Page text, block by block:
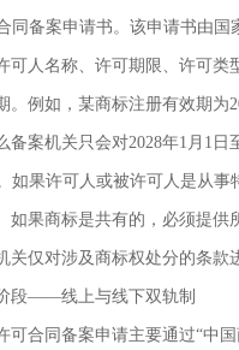
同备案申请书。该申请书由
可人名称、许可期限、许可
。例如，某商标注册有效期为
备案机关只会对2028年1月1日
如果许可人或被许可人是从
如果商标是共有的，必须提
关仅对涉及商标权处分的条款
段——线上与线下双轨制
可合同备案申请主要通过“中